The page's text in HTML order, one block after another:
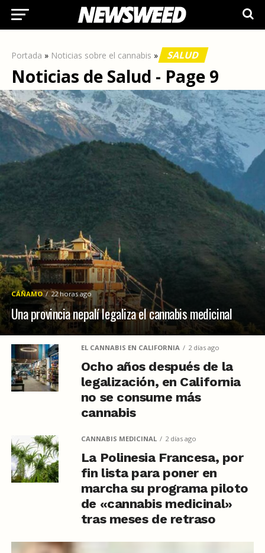
Portada » Noticias sobre el cannabis » SALUD
Noticias de Salud - Page 9
CÁÑAMO 22 horas ago
Una provincia nepalí legaliza el cannabis medicinal
EL CANNABIS EN CALIFORNIA 2 días ago
Ocho años después de la
legalización, en California
no se consume más
cannabis
CANNABIS MEDICINAL 2 días ago
La Polinesia Francesa, por
fin lista para poner en
marcha su programa piloto
de «cannabis medicinal»
tras meses de retraso